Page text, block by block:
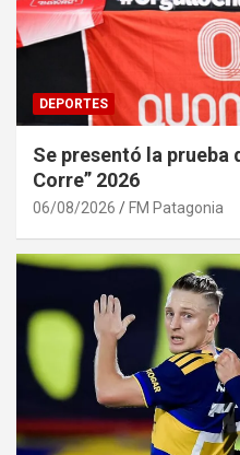
DEPORTES
Se presentó la prueba
Corre” 2026
06/08/2026 FM Patagonia